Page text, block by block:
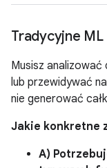
Tradycyjne
Musisz
lub przewidywać
nie generować
Jakie konkretne
A)